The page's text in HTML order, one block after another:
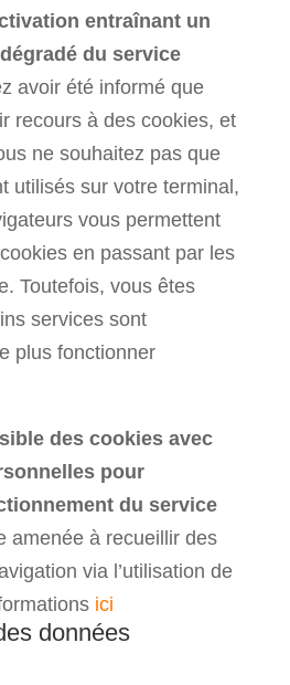
entraînant un
du service
avoir été informé que
recours à des cookies, et
ne souhaitez pas que
utilisés sur votre terminal,
vous permettent
en passant par les
Toutefois, vous êtes
services sont
plus fonctionner
des cookies avec
pour
du service
amenée à recueillir des
via l’utilisation de
ici
données